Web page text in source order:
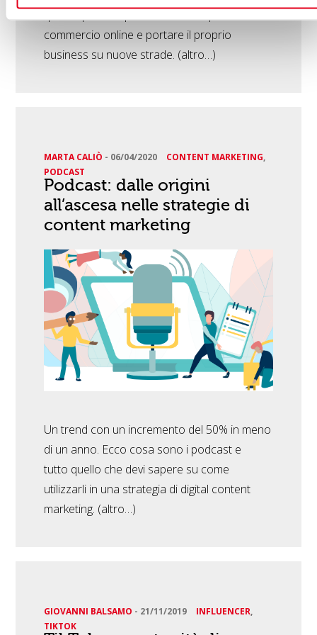
commercio online e portare il proprio
business su nuove strade. (altro…)
MARTA CALIÒ - 06/04/2020 CONTENT MARKETING,
PODCAST
Podcast: dalle origini
all’ascesa nelle strategie di
content marketing
Un trend con un incremento del 50% in meno
di un anno. Ecco cosa sono i podcast e
tutto quello che devi sapere su come
utilizzarli in una strategia di digital content
marketing. (altro…)
GIOVANNI BALSAMO - 21/11/2019 INFLUENCER,
TIKTOK